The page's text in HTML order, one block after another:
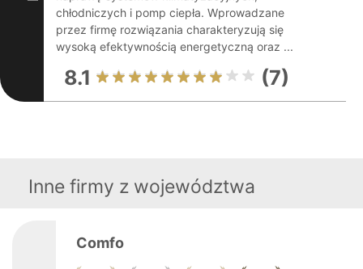
chłodniczych i pomp ciepła. Wprowadzane
przez firmę rozwiązania charakteryzują się
wysoką efektywnością energetyczną oraz ...
8.1 (7)
Inne firmy z województwa
Comfo